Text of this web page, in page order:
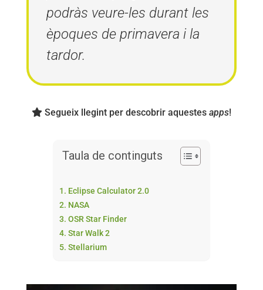
podràs veure-les durant les
èpoques de primavera i la
tardor.
Segueix llegint per descobrir aquestesapps!
Taula de continguts
1. Eclipse Calculator 2.0
2. NASA
3. OSR Star Finder
4. Star Walk 2
5. Stellarium